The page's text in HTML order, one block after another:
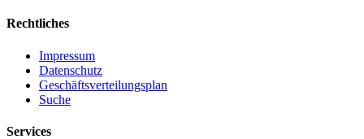
Rechtliches
Impressum
Datenschutz
Geschäftsverteilungsplan
Suche
Services